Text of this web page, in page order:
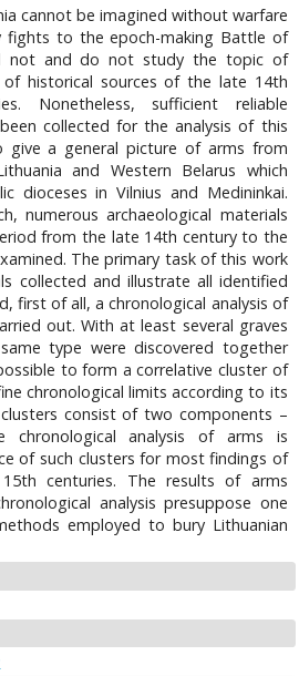
cannot be imagined without warfare
fights to the epoch-making Battle of
not and do not study the topic of
of historical sources of the late 14th
Nonetheless, sufficient reliable
collected for the analysis of this
give a general picture of arms from
and Western Belarus which
dioceses in Vilnius and Medininkai.
numerous archaeological materials
from the late 14th century to the
The primary task of this work
collected and illustrate all identified
first of all, a chronological analysis of
out. With at least several graves
type were discovered together
to form a correlative cluster of
chronological limits according to its
consist of two components –
chronological analysis of arms is
of such clusters for most findings of
centuries. The results of arms
analysis presuppose one
employed to bury Lithuanian